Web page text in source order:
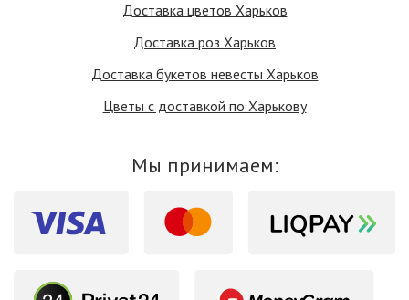
Доставка цветов Харьков
Доставка роз Харьков
Доставка букетов невесты Харьков
Цветы с доставкой по Харькову
Мы принимаем: